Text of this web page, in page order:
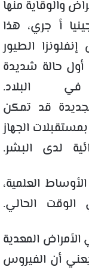
والوقاية منها
أ جري، هذا
الطيور
أول حالة شديدة
البلاد.
قد تمكن
الجهاز
لدى البشر.
العلمية،
الحالي.
المعدية
أن الفيروس